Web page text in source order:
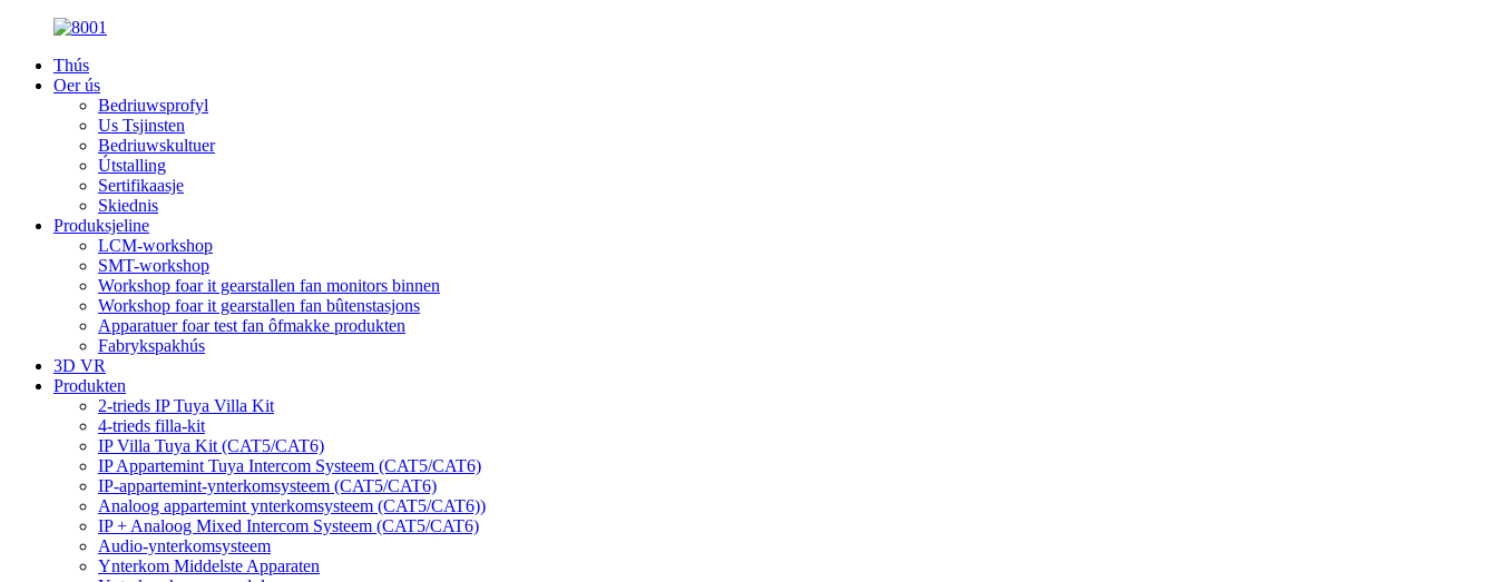
Thús
Oer ús
Bedriuwsprofyl
Us Tsjinsten
Bedriuwskultuer
Útstalling
Sertifikaasje
Skiednis
Produksjeline
LCM-workshop
SMT-workshop
Workshop foar it gearstallen fan monitors binnen
Workshop foar it gearstallen fan bûtenstasjons
Apparatuer foar test fan ôfmakke produkten
Fabrykspakhús
3D VR
Produkten
2-trieds IP Tuya Villa Kit
4-trieds filla-kit
IP Villa Tuya Kit (CAT5/CAT6)
IP Appartemint Tuya Intercom Systeem (CAT5/CAT6)
IP-appartemint-ynterkomsysteem (CAT5/CAT6)
Analoog appartemint ynterkomsysteem (CAT5/CAT6))
IP + Analoog Mixed Intercom Systeem (CAT5/CAT6)
Audio-ynterkomsysteem
Ynterkom Middelste Apparaten